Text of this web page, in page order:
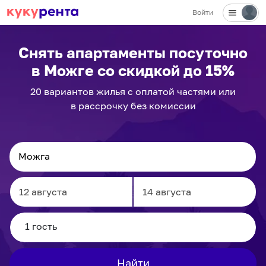
Войти
Снять апартаменты посуточно
в Можге со скидкой до 15%
20 вариантов жилья с оплатой частями или
в рассрочку без комиссии
Navigate
forward
to
interact
Navigate
to
interact
Найти